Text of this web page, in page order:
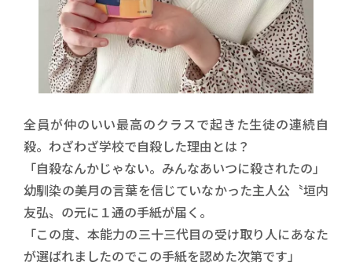
全員が仲のいい最高のクラスで起きた生徒の連続自
殺。わざわざ学校で自殺した理由とは？
「自殺なんかじゃない。みんなあいつに殺されたの」
幼馴染の美月の言葉を信じていなかった主人公〝垣内
友弘〟の元に１通の手紙が届く。
「この度、本能力の三十三代目の受け取り人にあなた
が選ばれましたのでこの手紙を認めた次第です」